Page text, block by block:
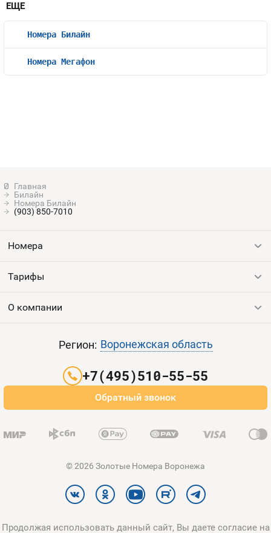
Билайн
Номера Билайн
(903) 850-7010
ЕЩЕ
Номера Билайн
Номера Мегафон
Номера
Все номера
Тарифы
Выгодные тарифы
О компании
Оплата и доставка
Регион: Воронежская область
+7(495)510-55-55
Обратный звонок
© 2026 Золотые Номера Воронежа
Продолжая использовать данный сайт, Вы даете согласие на